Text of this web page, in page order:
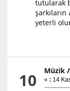
tutularak
şarkıların
yeterli
10 Müzik /
« : 14